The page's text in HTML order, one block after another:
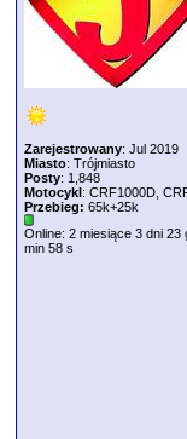
Zarejestrowany: Jul 2019
Miasto: Trójmiasto
Posty: 1,848
Motocykl: CRF1000D,
Przebieg: 65k+25k
Online: 2 miesiące 3 dni 23
min 58 s